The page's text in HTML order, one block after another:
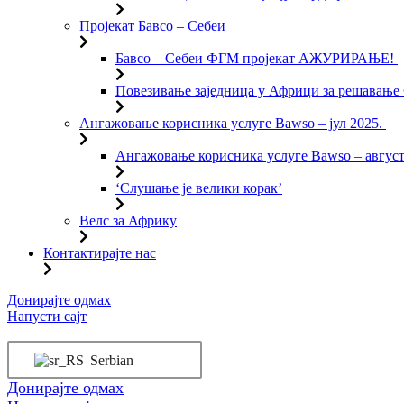
Пројекат Бавсо – Себеи
Бавсо – Себеи ФГМ пројекат АЖУРИРАЊЕ!
Повезивање заједница у Африци за
Ангажовање корисника услуге Bawso – јул 2025.
Ангажовање корисника услуге Bawso –
‘Слушање је велики корак’
Велс за Африку
Контактирајте нас
Пређи
на
Донирајте одмах
Напусти сајт
Serbian
Донирајте одмах